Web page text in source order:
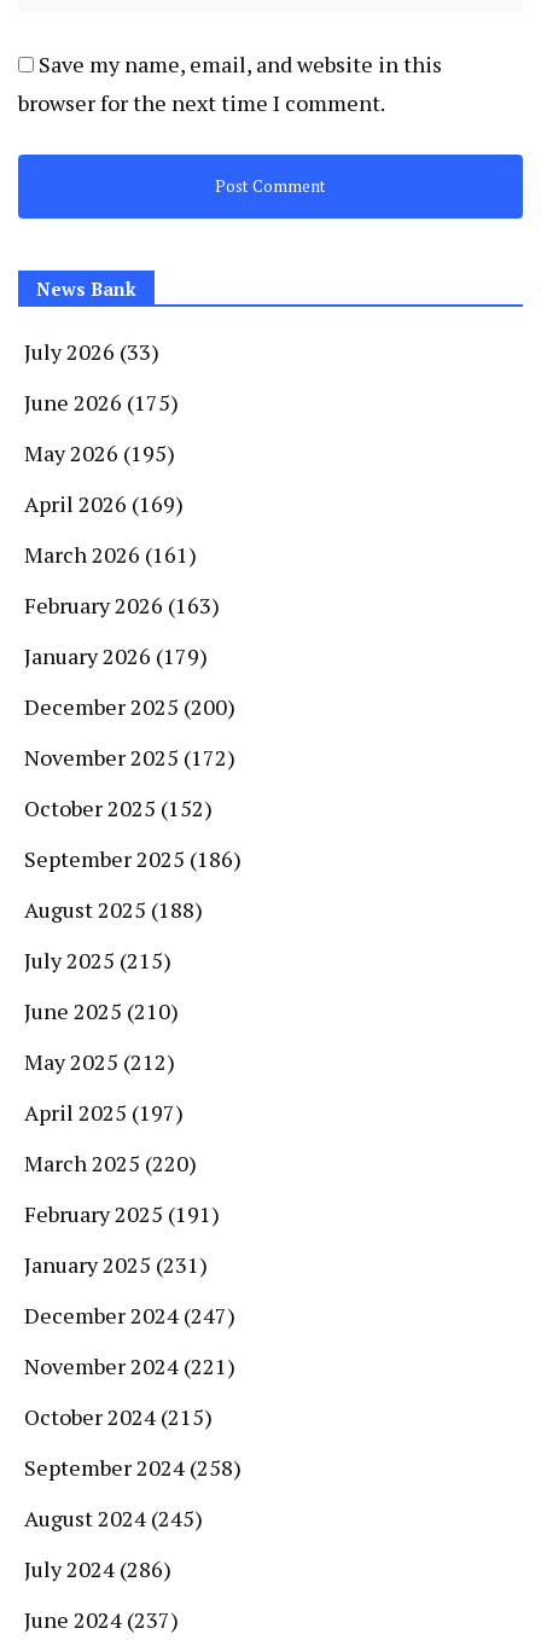
Save my name, email, and website in this
browser for the next time I comment.
News Bank
July 2026 (33)
June 2026 (175)
May 2026 (195)
April 2026 (169)
March 2026 (161)
February 2026 (163)
January 2026 (179)
December 2025 (200)
November 2025 (172)
October 2025 (152)
September 2025 (186)
August 2025 (188)
July 2025 (215)
June 2025 (210)
May 2025 (212)
April 2025 (197)
March 2025 (220)
February 2025 (191)
January 2025 (231)
December 2024 (247)
November 2024 (221)
October 2024 (215)
September 2024 (258)
August 2024 (245)
July 2024 (286)
June 2024 (237)